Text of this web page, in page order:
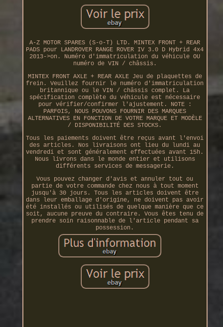
A-Z MOTOR SPARES (S-o-T) LTD. MINTEX FRONT + REAR
PADS pour LANDROVER RANGE ROVER IV 3.0 D Hybrid 4x4
2013->on. Numéro d'immatriculation du véhicule OU
numéro de VIN / châssis.
MINTEX FRONT AXLE + REAR AXLE Jeu de plaquettes de
frein. Veuillez fournir le numéro d'immatriculation
britannique ou le VIN / châssis complet. La
spécification complète du véhicule est nécessaire
pour vérifier/confirmer l'ajustement. NOTE :
PARFOIS, NOUS POUVONS FOURNIR DES MARQUES
ALTERNATIVES EN FONCTION DE VOTRE MARQUE ET MODÈLE
/ DISPONIBILITÉ DES STOCKS.
Tous les paiements doivent être reçus avant l'envoi
des articles. Nos livraisons ont lieu du lundi au
vendredi et sont généralement effectuées avant 15h.
Nous livrons dans le monde entier et utilisons
différents services de messagerie.
Vous pouvez changer d'avis et annuler tout ou
partie de votre commande chez nous à tout moment
jusqu'à 30 jours. Tous les articles doivent être
dans leur emballage d'origine, ne doivent pas avoir
été installés ou utilisés de quelque manière que ce
soit, aucune preuve du contraire. Vous êtes tenu de
prendre soin raisonnable de l'article pendant sa
possession.